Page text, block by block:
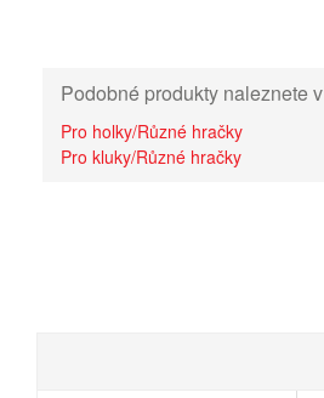
Podobné produkty naleznete
Pro holky/Různé hračky
Pro kluky/Různé hračky